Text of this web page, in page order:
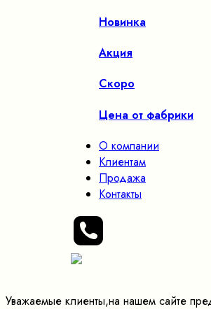
Новинка
Акция
Скоро
Цена от фабрики
О компании
Клиентам
Продажа
Контакты
Уважаемые клиенты,на нашем сайте